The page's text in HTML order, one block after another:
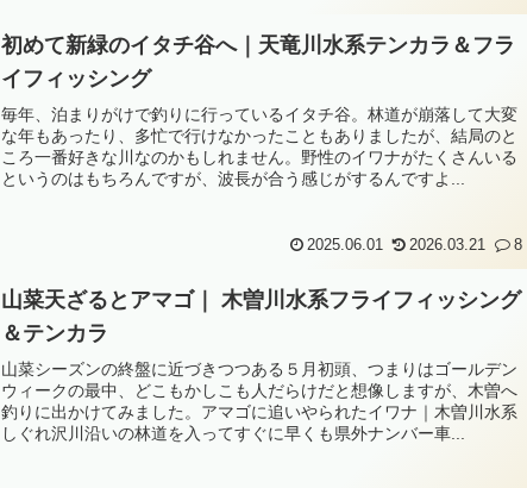
初めて新緑のイタチ谷へ｜天竜川水系テンカラ＆フラ
イフィッシング
毎年、泊まりがけで釣りに行っているイタチ谷。林道が崩落して大変
な年もあったり、多忙で行けなかったこともありましたが、結局のと
ころ一番好きな川なのかもしれません。野性のイワナがたくさんいる
というのはもちろんですが、波長が合う感じがするんですよ...
2025.06.01 2026.03.21 8
山菜天ざるとアマゴ｜ 木曽川水系フライフィッシング
＆テンカラ
山菜シーズンの終盤に近づきつつある５月初頭、つまりはゴールデン
ウィークの最中、どこもかしこも人だらけだと想像しますが、木曽へ
釣りに出かけてみました。アマゴに追いやられたイワナ｜木曽川水系
しぐれ沢川沿いの林道を入ってすぐに早くも県外ナンバー車...